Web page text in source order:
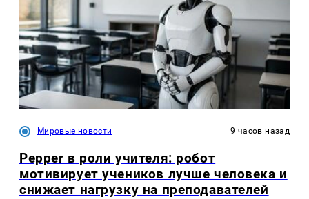
Мировые новости 9 часов назад
Pepper в роли учителя: робот
мотивирует учеников лучше человека и
снижает нагрузку на преподавателей